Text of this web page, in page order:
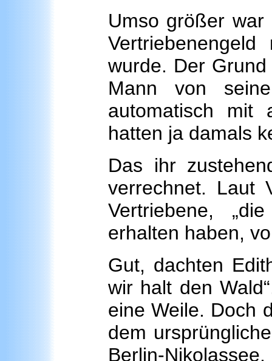
Umso größer war
wurde. Der
Mann von
automatisch mit
hatten ja damals
Das ihr
verrechnet. Laut
Vertriebene,
erhalten haben,
Gut, dachten
wir halt den
eine Weile. Doch
dem
Berlin-